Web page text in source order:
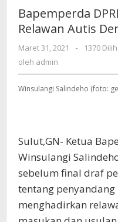
Bapemperda
Relawan Autis
Maret 31, 2021
oleh
-
1370
oleh admin
Winsulangi Salindeho (foto:
Sulut,GN- Ketua
Winsulangi
sebelum final draf
tentang
menghadirkan